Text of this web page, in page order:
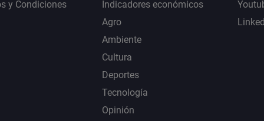
y Condiciones
Indicadores económicos
Agro
Ambiente
Cultura
Deportes
Tecnología
Opinión